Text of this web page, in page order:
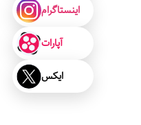
اینستاگرام
آپارات
ایکس